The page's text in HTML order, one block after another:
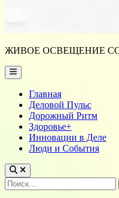
ЖИВОЕ ОСВЕЩЕНИЕ
Main
Menu
Главная
Деловой Пульс
Дорожный Ритм
Здоровье+
Инновации в Деле
Люди и События
Найти: